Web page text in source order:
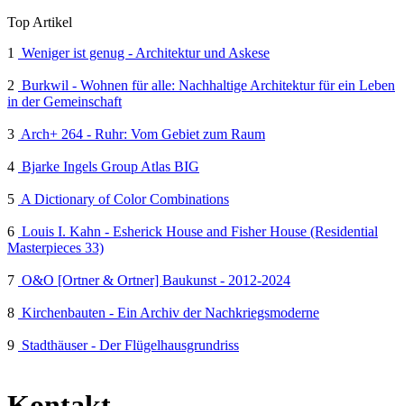
Top Artikel
1
Weniger ist genug - Architektur und Askese
2 Burkwil - Wohnen für alle: Nachhaltige Architektur für ein Leben
in der Gemeinschaft
3 Arch+ 264 - Ruhr: Vom Gebiet zum Raum
4 Bjarke Ingels Group Atlas BIG
5 A Dictionary of Color Combinations
6 Louis I. Kahn - Esherick House and Fisher House (Residential
Masterpieces 33)
7 O&O [Ortner & Ortner] Baukunst - 2012-2024
8 Kirchenbauten - Ein Archiv der Nachkriegsmoderne
9 Stadthäuser - Der Flügelhausgrundriss